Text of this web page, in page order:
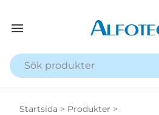
Startsida > Produkter >